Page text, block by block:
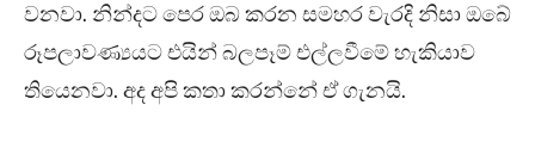
වනවා. නින්දට පෙර ඔබ කරන සමහර වැරදි නිසා ඔබේ
රූපලාවණ්‍යයට එයින් බලපෑම් එල්ලවීමේ හැකියාව
තියෙනවා. අද අපි කතා කරන්නේ ඒ ගැනයි.